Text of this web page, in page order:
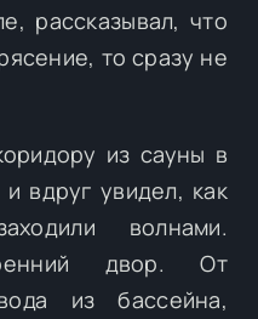
рассказывал, что
то сразу не
из сауны в
вдруг увидел, как
волнами.
двор. От
из бассейна,